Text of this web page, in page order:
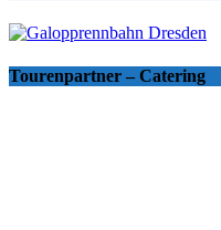
Tourenpartner – Catering